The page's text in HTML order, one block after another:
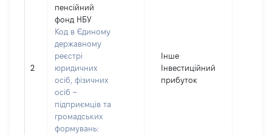
2
пенсійний
фонд НБУ
Код в Єдиному
державному
реєстрі
юридичних
осіб, фізичних
осіб –
підприємців та
громадських
формувань:
Інше
Інвестиційний
прибуток